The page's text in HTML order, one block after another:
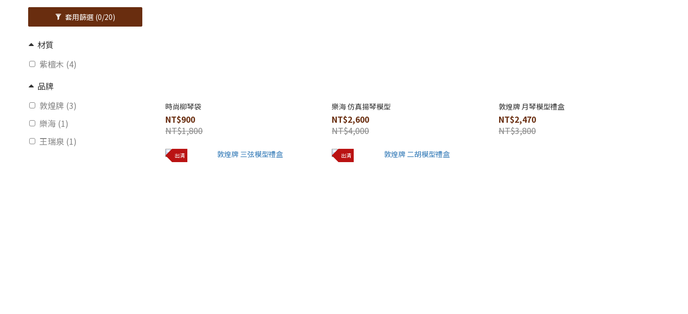
套用篩選 (0/20)
材質
紫檀木 (4)
品牌
敦煌牌 (3)
樂海 (1)
王瑞泉 (1)
時尚柳琴袋
NT$900
NT$1,800
樂海 仿真揚琴模型
NT$2,600
NT$4,000
敦煌牌 月琴模型禮盒
NT$2,470
NT$3,800
出清 出清